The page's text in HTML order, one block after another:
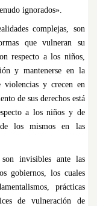
ignorados».
complejas, son
que vulneran su
respecto a los niños,
y mantenerse en la
violencias y crecen en
de sus derechos está
a los niños y de
los mismos en las
invisibles ante las
gobiernos, los cuales
prácticas
de vulneración de